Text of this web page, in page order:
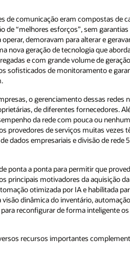
cabos, monitoradas manualmente por
para serviços móveis. Essas
e insights. Felizmente, as redes de
redes são cada vez mais orientadas
de um ambiente de rede de vários
a redes físicas tradicionais e a
diversas ferramentas de software de
de ferramentas, isso pode
completo em todos os
gerenciar e monetizar serviços
de desempenho acordadas com o
empresas aumentem a eficiência
Federos é uma fornecedora líder de
e gerencia o desempenho de redes
dimensionamento automático e
rede durante todo o ciclo de vida,
de comunicações da Oracle,